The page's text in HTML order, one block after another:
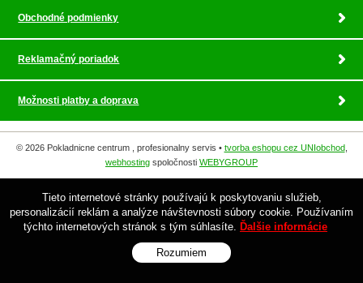
Obchodné podmienky
Reklamačný poriadok
Možnosti platby a doprava
© 2026 Pokladnicne centrum , profesionalny servis • tvorba eshopu cez UNIobchod,
webhosting spoločnosti WEBYGROUP
Tieto internetové stránky používajú k poskytovaniu služieb,
personalizácií reklám a analýze návštevnosti súbory cookie. Používaním
týchto internetových stránok s tým súhlasíte. Ďalšie informácie
Rozumiem